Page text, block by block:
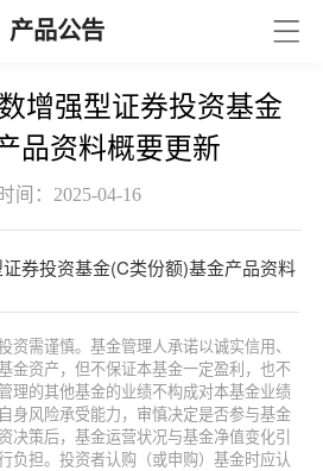
产品公告
增强型证券投资基金
品资料概要更新
间：2025-04-16
券投资基金(C类份额)基金产品资料
资需谨慎。基金管理人承诺以诚实信用、
金资产，但不保证本基金一定盈利，也不
理的其他基金的业绩不构成对本基金业绩
身风险承受能力，审慎决定是否参与基金
决策后，基金运营状况与基金净值变化引
负担。投资者认购（或申购）基金时应认